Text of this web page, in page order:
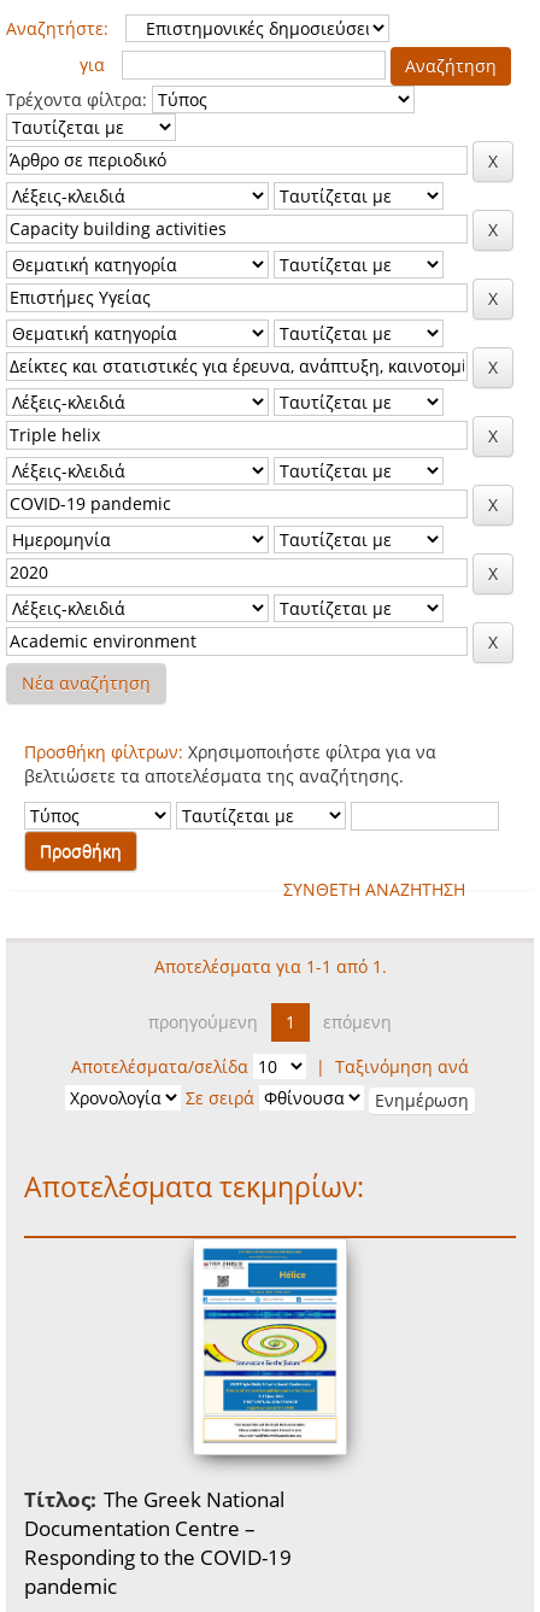
Αναζητήστε:
για
Τρέχοντα φίλτρα:
Νέα αναζήτηση
Προσθήκη φίλτρων: Χρησιμοποιήστε φίλτρα για να
βελτιώσετε τα αποτελέσματα της αναζήτησης.
ΣΥΝΘΕΤΗ ΑΝΑΖΗΤΗΣΗ
Αποτελέσματα για 1-1 από 1.
προηγούμενη 1
επόμενη
Αποτελέσματα/σελίδα
| Ταξινόμηση ανά
Σε σειρά
Αποτελέσματα τεκμηρίων:
Τίτλος: The Greek National
Documentation Centre –
Responding to the COVID-19
pandemic